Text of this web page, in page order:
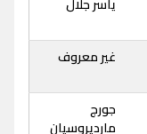
ياسر جلال
غير معروف
جورج
مارديروسيان